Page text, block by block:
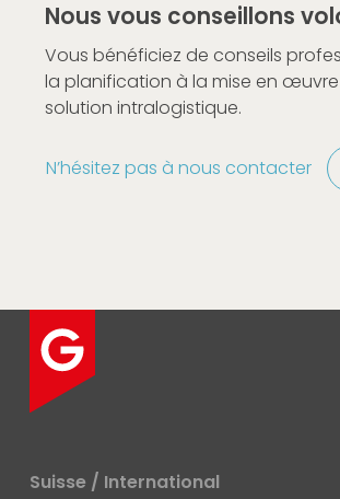
Nous vous conseillons
Vous bénéficiez de conseils
la planification à la mise en
solution intralogistique.
N’hésitez pas à nous contacter
Suisse / International